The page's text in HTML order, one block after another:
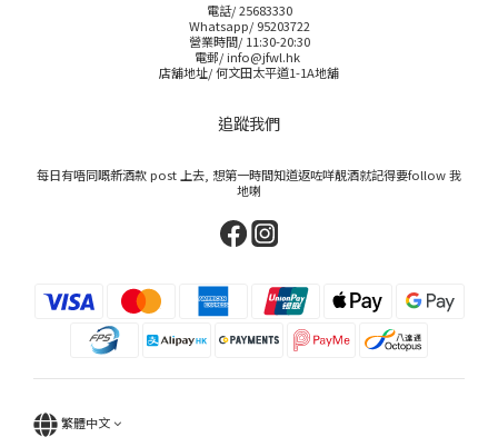
電話/ 25683330
Whatsapp/ 95203722
營業時間/ 11:30-20:30
電郵/ info@jfwl.hk
店舖地址/ 何文田太平道1-1A地舖
追蹤我們
每日有唔同嘅新酒款 post 上去, 想第一時間知道返咗咩靚酒就記得要follow 我
地喇
繁體中文